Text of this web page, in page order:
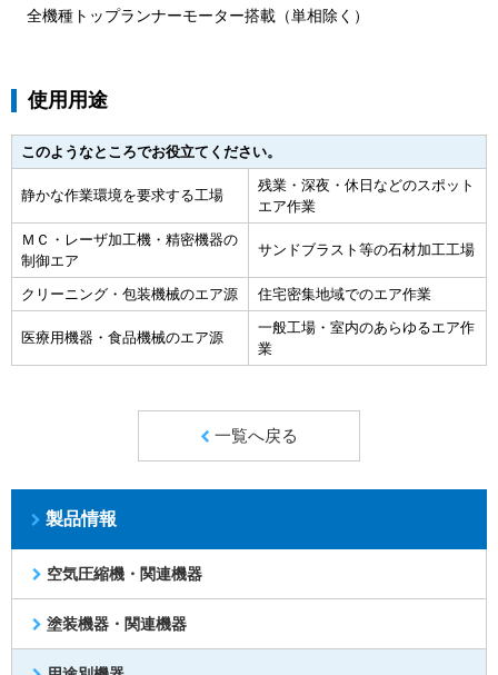
全機種トップランナーモーター搭載（単相除く）
使用用途
このようなところでお役立てください。
静かな作業環境を要求する工場
残業・深夜・休日などのスポット
エア作業
ＭＣ・レーザ加工機・精密機器の
制御エア
サンドブラスト等の石材加工工場
クリーニング・包装機械のエア源 住宅密集地域でのエア作業
医療用機器・食品機械のエア源
一般工場・室内のあらゆるエア作
業
一覧へ戻る
製品情報
空気圧縮機・関連機器
塗装機器・関連機器